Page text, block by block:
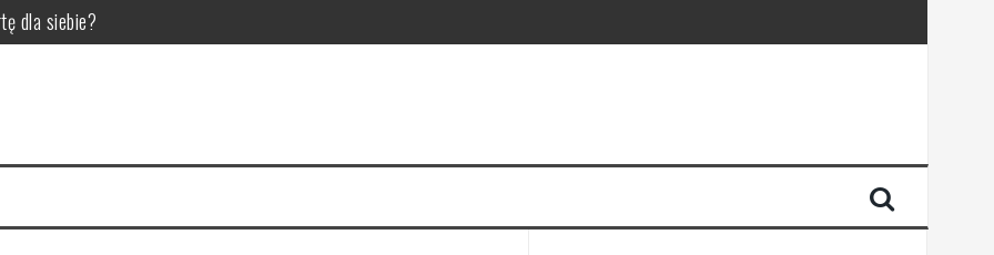
dla siebie?
pupila
do diety trzody chlewnej?
wpływające na jakość zgrzein